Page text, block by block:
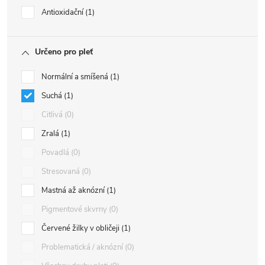
Antioxidační 1
Určeno pro pleť
Normální a smíšená 1
Suchá 1
Citlivá 0
Zralá 1
Povadlá 0
Stresovaná 0
Mastná až aknózní 1
Pigmentové skvrny 0
Červené žilky v obličeji 1
Problematická / aknózní 0